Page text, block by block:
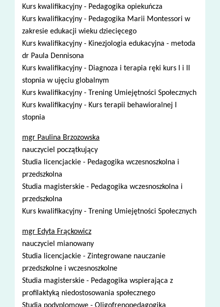
Kurs kwalifikacyjny - Pedagogika opiekuńcza
Kurs kwalifikacyjny - Pedagogika Marii Montessori w
zakresie edukacji wieku dziecięcego
Kurs kwalifikacyjny - Kinezjologia edukacyjna - metoda
dr Paula Dennisona
Kurs kwalifikacyjny - Diagnoza i terapia ręki kurs I i II
stopnia w ujęciu globalnym
Kurs kwalifikacyjny - Trening Umiejętności Społecznych
Kurs kwalifikacyjny - Kurs terapii behawioralnej I
stopnia
mgr Paulina Brzozowska
nauczyciel początkujący
Studia licencjackie - Pedagogika wczesnoszkolna i
przedszkolna
Studia magisterskie - Pedagogika wczesnoszkolna i
przedszkolna
Kurs kwalifikacyjny - Trening Umiejętności Społecznych
mgr Edyta Frąckowicz
nauczyciel mianowany
Studia licencjackie - Zintegrowane nauczanie
przedszkolne i wczesnoszkolne
Studia magisterskie - Pedagogika wspierająca z
profilaktyką niedostosowania społecznego